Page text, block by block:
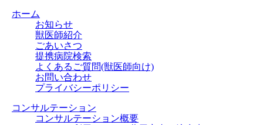
ホーム
お知らせ
獣医師紹介
ごあいさつ
提携病院検索
よくあるご質問(獣医師向け)
お問い合わせ
プライバシーポリシー
コンサルテーション
コンサルテーション概要